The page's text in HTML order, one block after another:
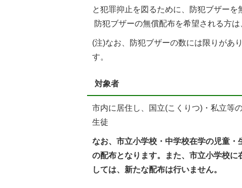
と犯罪抑止を図るために、防犯ブザーを
防犯ブザーの無償配布を希望される方は
(注)なお、防犯ブザーの数には限りがあ
す。
対象者
市内に居住し、国立(こくりつ)・私立等
生徒
なお、市立小学校・中学校在学の児童
の配布となります。また、市立小学校
しては、新たな配布は行いません。